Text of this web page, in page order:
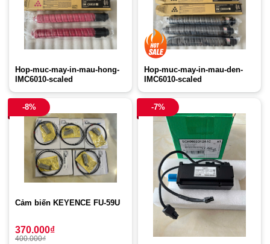
Hop-muc-may-in-mau-hong-
IMC6010-scaled
Hop-muc-may-in-mau-den-
IMC6010-scaled
-8%
Cảm biến KEYENCE FU-59U
370.000₫
400.000₫
-7%